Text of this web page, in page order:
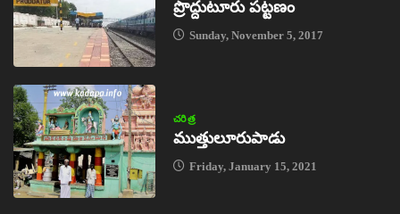
ప్రొద్దుటూరు పట్టణం
Sunday, November 5, 2017
చరిత్ర
ముత్తులూరుపాడు
Friday, January 15, 2021